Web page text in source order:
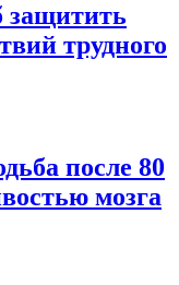
трудного
после 80
мозга